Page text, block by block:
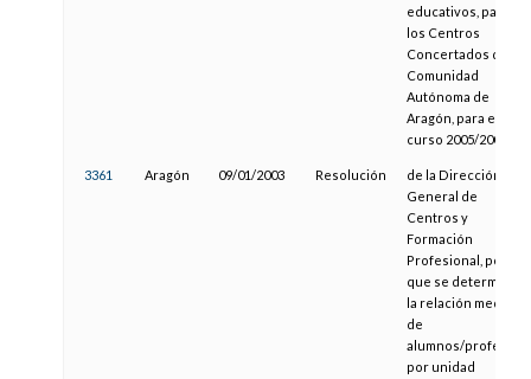
educativos, para
los Centros
Concertados de la
Comunidad
Autónoma de
Aragón, para el
curso 2005/2006
3361 Aragón 09/01/2003 Resolución
de la Dirección
General de
Centros y
Formación
Profesional, por la
que se determina
la relación media
de
alumnos/profesor
por unidad